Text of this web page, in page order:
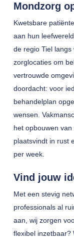
Mondzorg
Kwetsbare
aan hun
de regio Tiel
zorglocaties om
vertrouwde
doordacht: voor
behandelplan
wensen.
het opbouwen
plaatsvindt in rust
per week.
Vind jouw
Met een stevig
professionals al
aan, wij zorgen
flexibel inzetbaar?